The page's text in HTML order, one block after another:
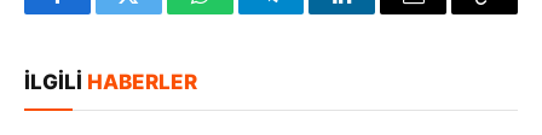
FacebookTwitter WhatsAppTelegramLinkedInE-
İLGILI HABERLER